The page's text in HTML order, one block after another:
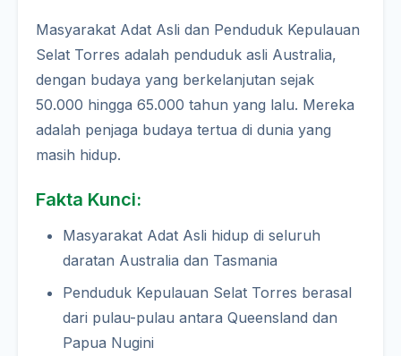
Masyarakat Adat Asli dan Penduduk Kepulauan
Selat Torres adalah penduduk asli Australia,
dengan budaya yang berkelanjutan sejak
50.000 hingga 65.000 tahun yang lalu. Mereka
adalah penjaga budaya tertua di dunia yang
masih hidup.
Fakta Kunci:
Masyarakat Adat Asli hidup di seluruh
daratan Australia dan Tasmania
Penduduk Kepulauan Selat Torres berasal
dari pulau-pulau antara Queensland dan
Papua Nugini